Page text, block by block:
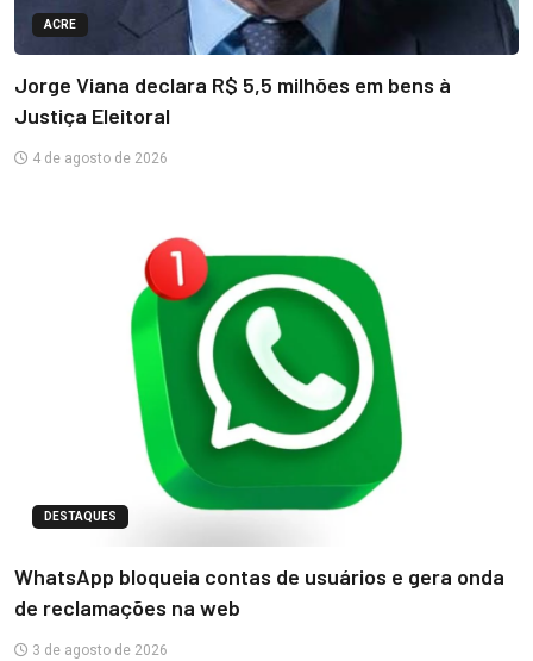
ACRE
Jorge Viana declara R$ 5,5 milhões em bens à
Justiça Eleitoral
4 de agosto de 2026
DESTAQUES
WhatsApp bloqueia contas de usuários e gera onda
de reclamações na web
3 de agosto de 2026